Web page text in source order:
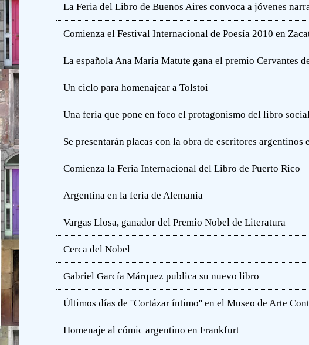
La Feria del Libro de Buenos Aires convoca a jóvenes
Comienza el Festival Internacional de Poesía 2010 en
La española Ana María Matute gana el premio Cervantes
Un ciclo para homenajear a Tolstoi
Una feria que pone en foco el protagonismo del libro
Se presentarán placas con la obra de escritores argentinos
Comienza la Feria Internacional del Libro de Puerto Rico
Argentina en la feria de Alemania
Vargas Llosa, ganador del Premio Nobel de Literatura
Cerca del Nobel
Gabriel García Márquez publica su nuevo libro
Últimos días de ''Cortázar íntimo'' en el Museo de Arte
Homenaje al cómic argentino en Frankfurt